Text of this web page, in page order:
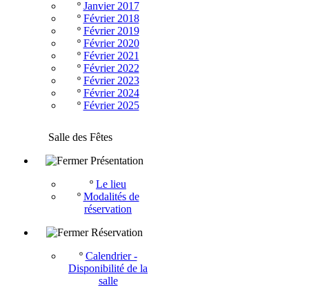
º Janvier 2017
º Février 2018
º Février 2019
º Février 2020
º Février 2021
º Février 2022
º Février 2023
º Février 2024
º Février 2025
Salle des Fêtes
Présentation
º Le lieu
º Modalités de
réservation
Réservation
º Calendrier -
Disponibilité de la
salle